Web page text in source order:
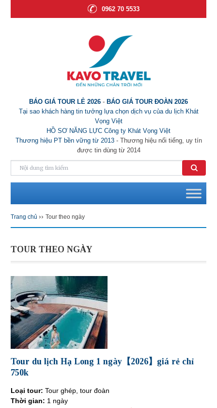
0962 70 5533
BÁO GIÁ TOUR LẺ 2026 - BÁO GIÁ TOUR ĐOÀN 2026
Tại sao khách hàng tin tưởng lựa chọn dịch vụ của du lịch Khát
Vọng Việt
HỒ SƠ NĂNG LỰC Công ty Khát Vọng Việt
Thương hiệu PT bền vững từ 2013- Thương hiệu nổi tiếng, uy tín
được tin dùng từ 2014
Trang chủ ››Tour theo ngày
TOUR THEO NGÀY
Tour du lịch Hạ Long 1 ngày【2026】giá rẻ chỉ
750k
Loại tour:Tour ghép, tour đoàn
Thời gian: 1 ngày